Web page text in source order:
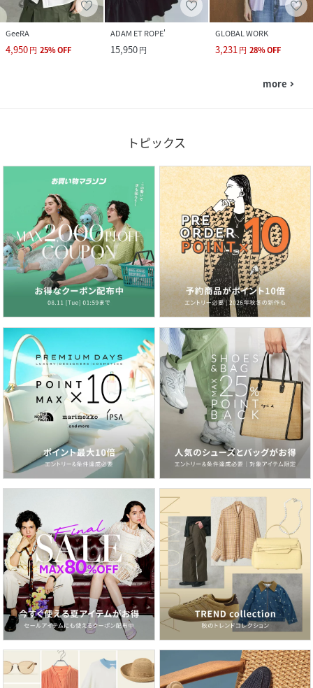
GeeRA
4,950円 25%OFF
ADAM ET ROPE'
15,950円
GLOBAL WORK
3,231円 28%OFF
more navigate_next
トピックス